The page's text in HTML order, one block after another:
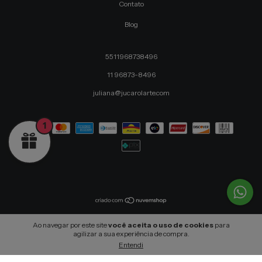
Ao navegar por este sitevocê aceita o uso de cookiespara
agilizar a sua experiência de compra.
Entendi
Contato
Blog
5511968738496
11 96873-8496
juliana@jucarolarte.com
1